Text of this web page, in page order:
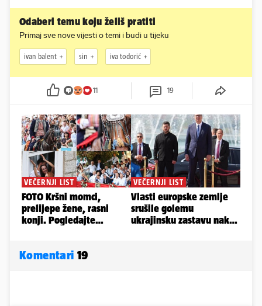
Odaberi temu koju želiš pratiti
Primaj sve nove vijesti o temi i budi u tijeku
ivan balent sin iva todorić
11 19
Komentari 19